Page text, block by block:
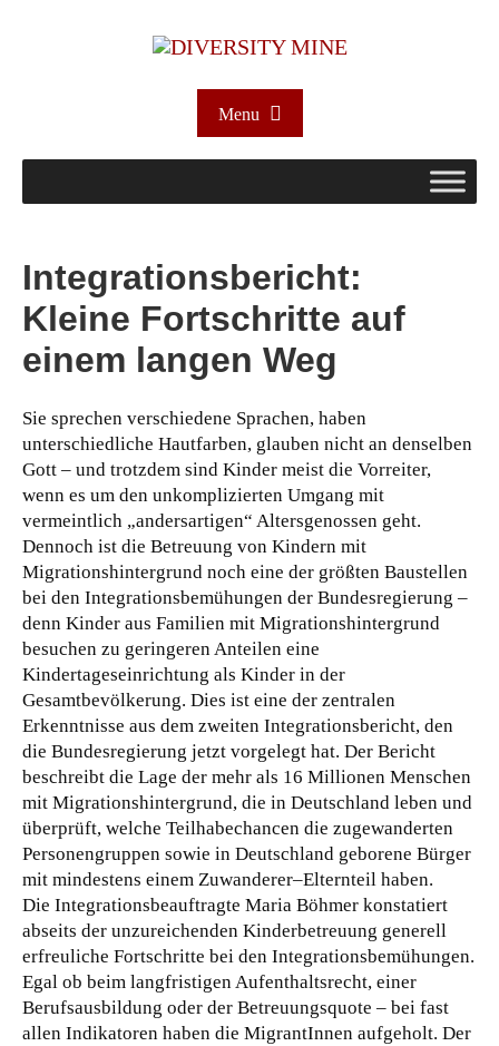
Menu
Integrationsbericht:
Kleine Fortschritte auf
einem langen Weg
Sie sprechen verschiedene Sprachen, haben
unterschiedliche Hautfarben, glauben nicht an denselben
Gott – und trotzdem sind Kinder meist die Vorreiter,
wenn es um den unkomplizierten Umgang mit
vermeintlich „andersartigen“ Altersgenossen geht.
Dennoch ist die Betreuung von Kindern mit
Migrationshintergrund noch eine der größten Baustellen
bei den Integrationsbemühungen der Bundesregierung –
denn Kinder aus Familien mit Migrationshintergrund
besuchen zu geringeren Anteilen eine
Kindertageseinrichtung als Kinder in der
Gesamtbevölkerung. Dies ist eine der zentralen
Erkenntnisse aus dem zweiten Integrationsbericht, den
die Bundesregierung jetzt vorgelegt hat. Der Bericht
beschreibt die Lage der mehr als 16 Millionen Menschen
mit Migrationshintergrund, die in Deutschland leben und
überprüft, welche Teilhabechancen die zugewanderten
Personengruppen sowie in Deutschland geborene Bürger
mit mindestens einem Zuwanderer–Elternteil haben.
Die Integrationsbeauftragte Maria Böhmer konstatiert
abseits der unzureichenden Kinderbetreuung generell
erfreuliche Fortschritte bei den Integrationsbemühungen.
Egal ob beim langfristigen Aufenthaltsrecht, einer
Berufsausbildung oder der Betreuungsquote – bei fast
allen Indikatoren haben die MigrantInnen aufgeholt. Der